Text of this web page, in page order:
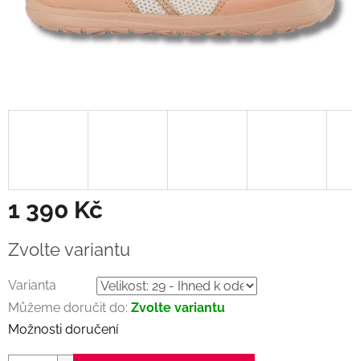
1 390 Kč
cena:
Zvolte variantu
Varianta
Můžeme doručit do: Zvolte variantu
Možnosti doručení